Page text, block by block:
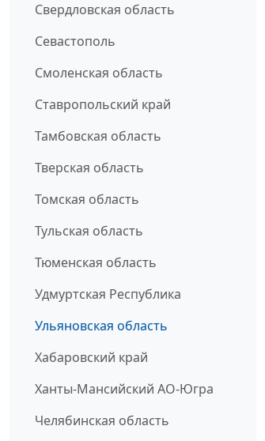
Свердловская область
Севастополь
Смоленская область
Ставропольский край
Тамбовская область
Тверская область
Томская область
Тульская область
Тюменская область
Удмуртская Республика
Ульяновская область
Хабаровский край
Ханты-Мансийский АО-Югра
Челябинская область